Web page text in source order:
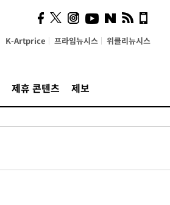
K-Artprice 프라임뉴시스 위클리뉴시스
제휴 콘텐츠 제보
의견, 국토부·LH에 충실히
전달할 것"